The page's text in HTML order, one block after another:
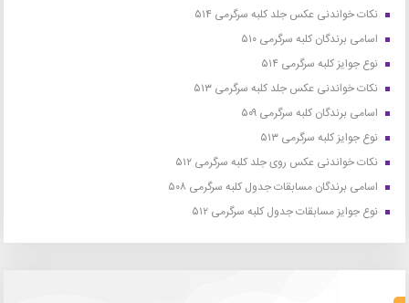
نکات خواندنی عکس جلد کلبه سرگرمی ۵۱۴
اسامی برندگان کلبه سرگرمی ۵۱۰
نوع جوایز کلبه سرگرمی ۵۱۴
نکات خواندنی عکس جلد کلبه سرگرمی ۵۱۳
اسامی برندگان کلبه سرگرمی ۵۰۹
نوع جوایز کلبه سرگرمی ۵۱۳
نکات خواندنی عکس روی جلد کلبه سرگرمی ۵۱۲
اسامی برندگان مسابقات جدول کلبه سرگرمی ۵۰۸
نوع جوایز مسابقات جدول کلبه سرگرمی ۵۱۲